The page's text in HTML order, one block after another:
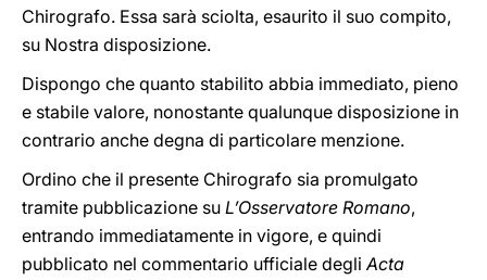
Chirografo. Essa sarà sciolta, esaurito il suo compito,
su Nostra disposizione.
Dispongo che quanto stabilito abbia immediato, pieno
e stabile valore, nonostante qualunque disposizione in
contrario anche degna di particolare menzione.
Ordino che il presente Chirografo sia promulgato
tramite pubblicazione su L’Osservatore Romano,
entrando immediatamente in vigore, e quindi
pubblicato nel commentario ufficiale degliActa